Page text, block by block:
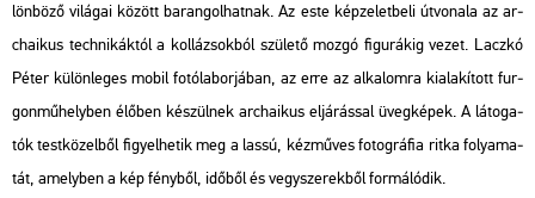
lön­bö­ző vi­lá­gai kö­zött ba­ran­gol­hat­nak. Az este kép­ze­let­be­li út­vo­na­la az ar­
cha­i­kus tech­ni­kák­tól a kol­lá­zsok­ból szü­le­tő mozgó fi­gu­rá­kig vezet. Lacz­kó
Péter kü­lön­le­ges mobil fo­tó­la­bor­já­ban, az erre az al­ka­lom­ra ki­ala­kí­tott fur­
gon­mű­hely­ben élő­ben ké­szül­nek ar­cha­i­kus el­já­rás­sal üveg­ké­pek. A lá­to­ga­
tók test­kö­zel­ből fi­gyel­he­tik meg a lassú, kéz­mű­ves fo­tog­rá­fia ritka fo­lya­ma­
tát, amely­ben a kép fény­ből, idő­ből és vegy­sze­rek­ből for­má­ló­dik.